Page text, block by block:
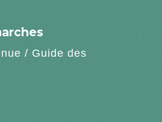
/ Guide des